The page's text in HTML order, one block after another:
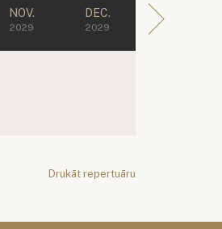
NOV.
2029
DEC.
2029
Drukāt repertuāru